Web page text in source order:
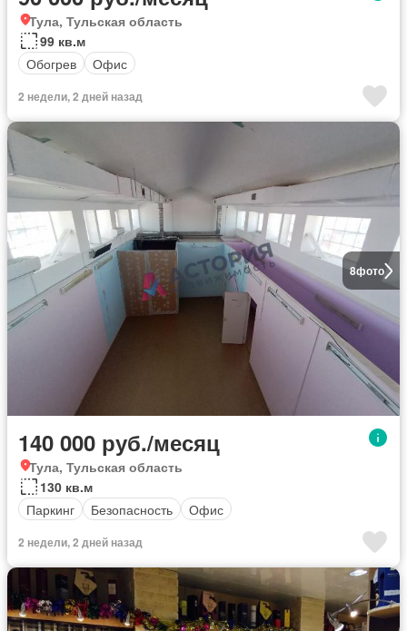
Тула, Тульская область
99 кв.м
Обогрев
Офис
2 недели, 2 дней назад
8фото
140 000 руб./месяц
Тула, Тульская область
130 кв.м
Паркинг
Безопасность Офис
2 недели, 2 дней назад